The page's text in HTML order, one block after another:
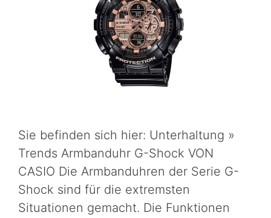
Sie befinden sich hier: Unterhaltung »
Trends Armbanduhr G-Shock VON
CASIO Die Armbanduhren der Serie G-
Shock sind für die extremsten
Situationen gemacht. Die Funktionen